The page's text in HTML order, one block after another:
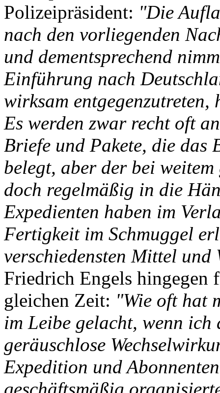
Polizeipräsident: "Die
nach den vorliegenden
und dementsprechend
Einführung nach
wirksam
Es werden zwar recht oft
Briefe und Pakete, die das
belegt, aber der bei
doch regelmäßig in die
Expedienten haben im
Fertigkeit im Schmuggel
verschiedensten Mittel und
Friedrich Engels hingegen
gleichen Zeit: "Wie oft hat
im Leibe gelacht, wenn ich
geräuschlose
Expedition und